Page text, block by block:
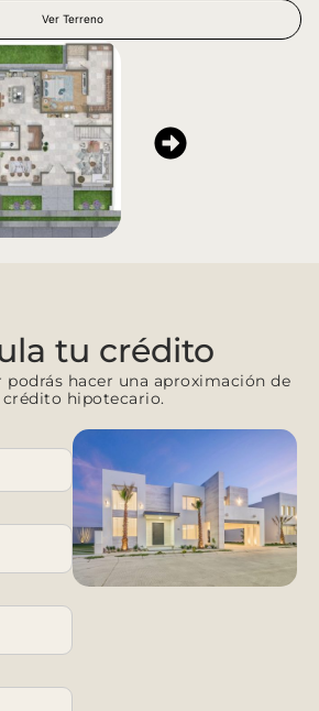
Ver Terreno
tu crédito
podrás hacer una aproximación de
hipotecario.